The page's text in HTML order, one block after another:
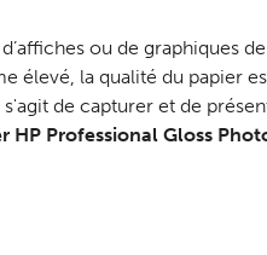
ou de graphiques
élevé, la qualité du papier
de capturer et de
HP Professional Gloss